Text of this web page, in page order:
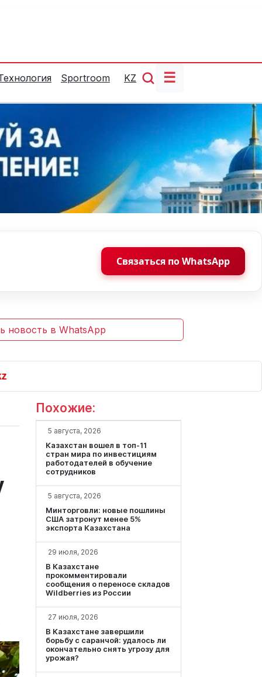
Sportroom KZ ☰
Связаться по WhatsApp
новость в WhatsApp
Похожие:
5 августа, 2026
Казахстан вошел в топ-11
стран мира по инвестициям
работодателей в обучение
сотрудников
5 августа, 2026
Минторговли: новые пошлины
США затронут менее 5%
экспорта Казахстана
29 июля, 2026
В Казахстане
прокомментировали
сообщения о переносе складов
Wildberries из России
27 июля, 2026
В Казахстане завершили
борьбу с саранчой: удалось ли
окончательно снять угрозу для
урожая?